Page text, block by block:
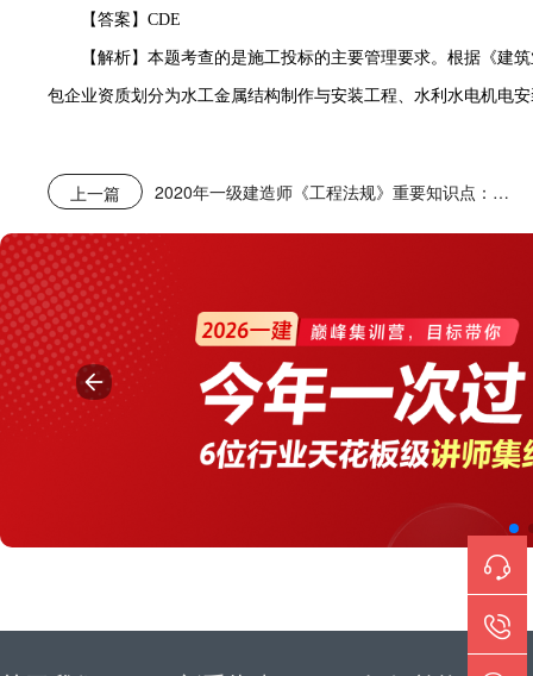
【答案】 CDE
【解析】本题考查的是施工投标的主要管理要求。根据《建筑
包企业资质划分为水工金属结构制作与安装工程、水利水电机电
上一篇 2020年一级建造师《工程法规》重要知识点：企业增值税的规定